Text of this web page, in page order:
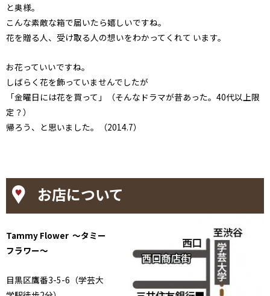
と奥様。
こんな素敵な箱で届いたら嬉しいですね。
花を贈る人、受け取る人の想いをわかってくれて います。
お花っていいですね。
しばらく花を飾っていませんでしたが
「金曜日には花を買って」（そんなドラマが昔あった。40代以上限
定？）
帰ろう、と思いました。（2014.7）
お店について
Tammy Flower ～タミー
フラワー～
目黒区鷹番3-5-6（学芸大